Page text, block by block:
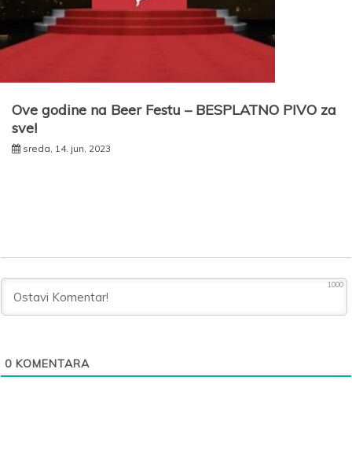
Ove godine na Beer Festu – BESPLATNO PIVO za
sve!
sreda, 14. jun, 2023
1000
0 KOMENTARA